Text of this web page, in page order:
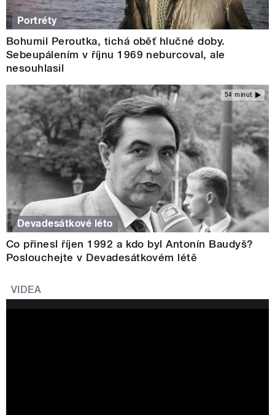
Portréty
Bohumil Peroutka, tichá oběť hlučné doby.
Sebeupálením v říjnu 1969 neburcoval, ale
nesouhlasil
54 minut
Devadesátkové léto
Co přinesl říjen 1992 a kdo byl Antonín Baudyš?
Poslouchejte v Devadesátkovém létě
VIDEA